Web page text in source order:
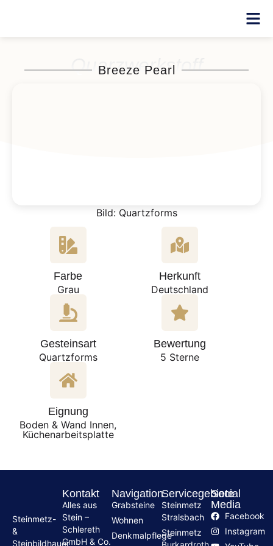
Quarzwerkstoff
Breeze Pearl
Bild: Quartzforms
Farbe
Grau
Herkunft
Deutschland
Gesteinsart
Quartzforms
Bewertung
5 Sterne
Eignung
Boden & Wand Innen,
Küchenarbeitsplatte
Steinmetz-
&
Steinbildhauer
Kontakt
Alles aus
Stein –
Schlereth
GmbH & Co.
Navigation
Grabsteine
Wohnen
Denkmalpflege
Servicegebiete
Steinmetz
Stralsbach
Steinmetz
Social
Media
Facebook
Instagram